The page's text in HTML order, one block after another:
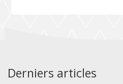
Derniers articles